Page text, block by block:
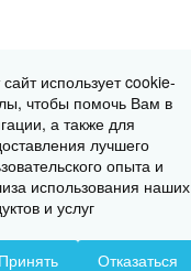
сайт использует cookie-
чтобы помочь Вам в
а также для
лучшего
опыта и
использования наших
и услуг
Принять Отказаться